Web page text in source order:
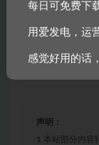
512
声明：
1.本站部分内容
每日可免费下
用爱发电，运
感觉好用的话